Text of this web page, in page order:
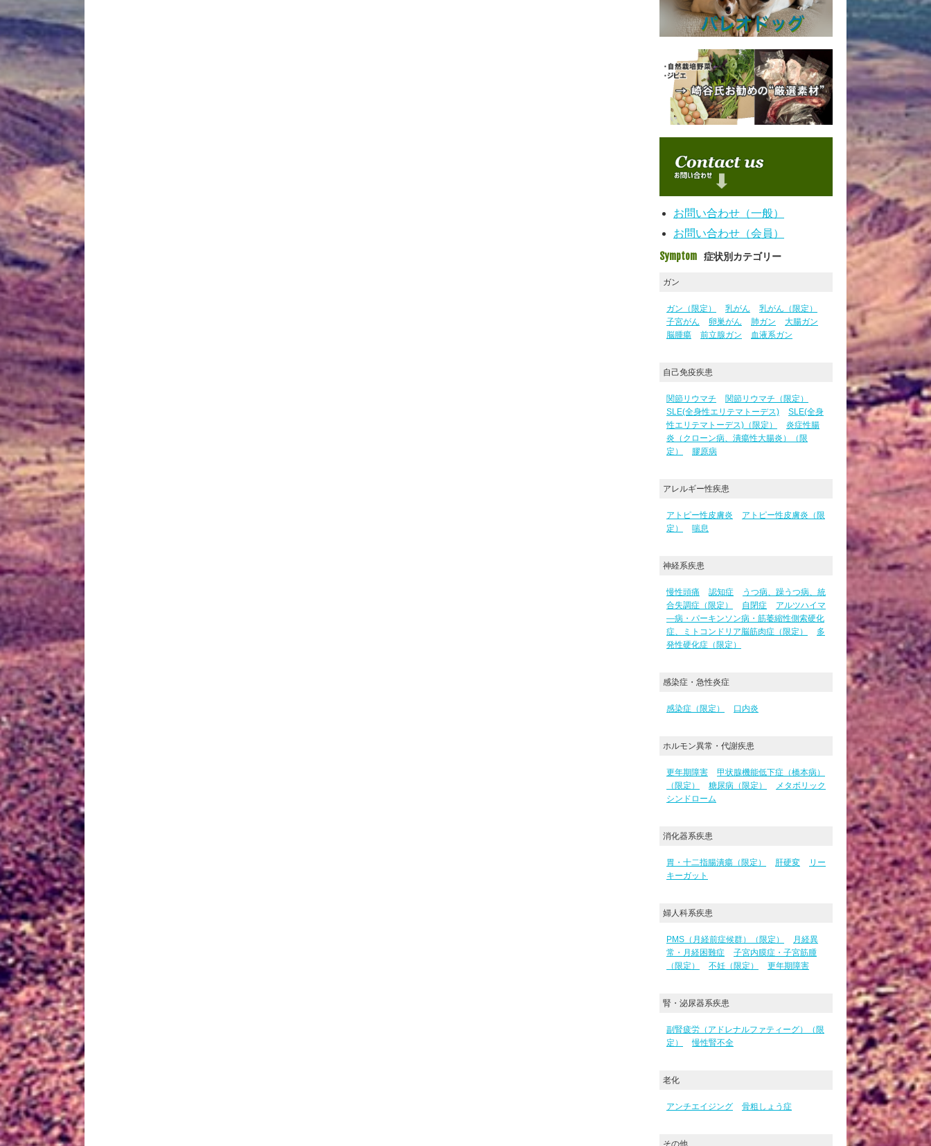
お問い合わせ（一般）
お問い合わせ（会員）
Symptom 症状別カテゴリー
ガン
ガン（限定） 乳がん
乳がん（限定）
子宮がん
卵巣がん 肺ガン
大腸ガン
脳腫瘍
前立腺ガン 血液系ガン
自己免疫疾患
関節リウマチ
関節リウマチ（限定）
SLE(全身性エリテマトーデス)
SLE(全身
性エリテマトーデス)（限定）
炎症性腸
炎（クローン病、潰瘍性大腸炎）（限
定）
膠原病
アレルギー性疾患
アトピー性皮膚炎
アトピー性皮膚炎（限
定）
喘息
神経系疾患
慢性頭痛 認知症
うつ病、躁うつ病、統
合失調症（限定）
自閉症
アルツハイマ
―病・パーキンソン病・筋萎縮性側索硬化
症、ミトコンドリア脳筋肉症（限定）
多
発性硬化症（限定）
感染症・急性炎症
感染症（限定） 口内炎
ホルモン異常・代謝疾患
更年期障害
甲状腺機能低下症（橋本病）
（限定）
糖尿病（限定）
メタボリック
シンドローム
消化器系疾患
胃・十二指腸潰瘍（限定） 肝硬変
リー
キーガット
婦人科系疾患
PMS（月経前症候群）（限定）
月経異
常・月経困難症
子宮内膜症・子宮筋腫
（限定）
不妊（限定） 更年期障害
腎・泌尿器系疾患
副腎疲労（アドレナルファティーグ）（限
定）
慢性腎不全
老化
アンチエイジング 骨粗しょう症